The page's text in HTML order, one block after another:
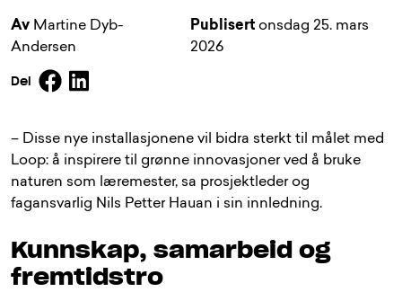
Av Martine Dyb-
Andersen
Publisert onsdag 25. mars
2026
Del Facebook
Linkedin
– Disse nye installasjonene vil bidra sterkt til målet med
Loop: å inspirere til grønne innovasjoner ved å bruke
naturen som læremester, sa prosjektleder og
fagansvarlig Nils Petter Hauan i sin innledning.
Kunnskap, samarbeid og
fremtidstro